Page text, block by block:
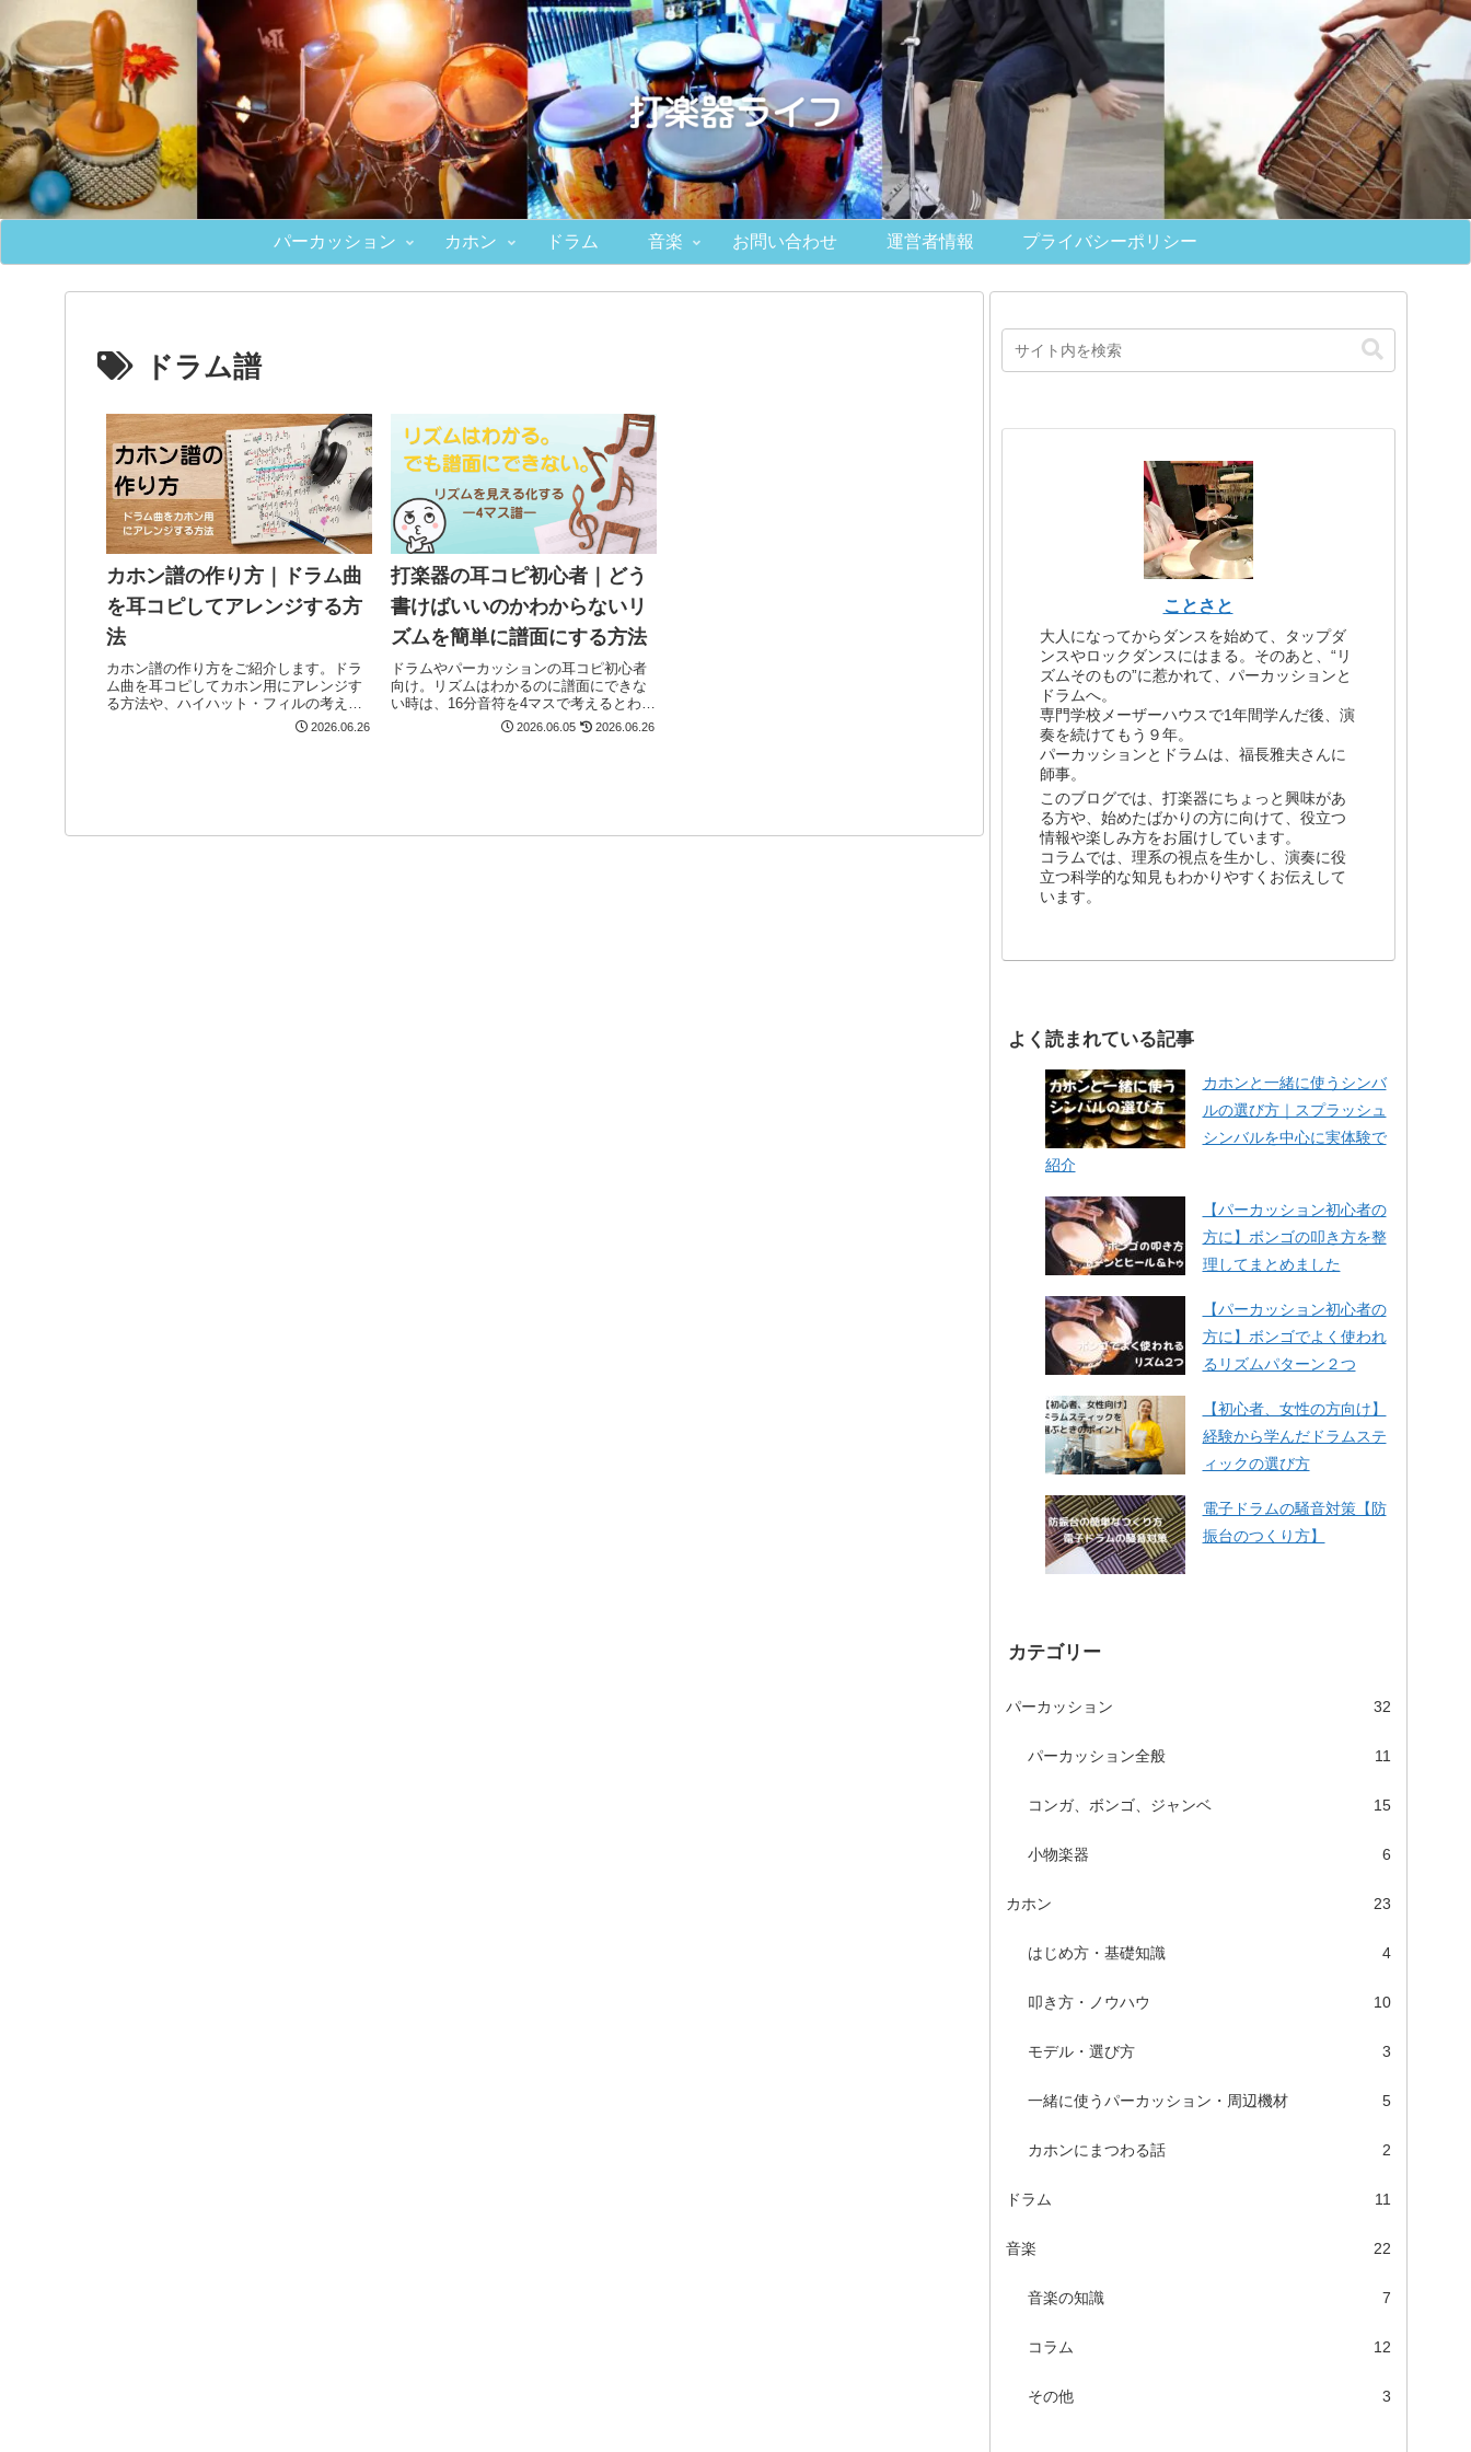
パーカッション カホン ドラム 音楽 お問い合わせ 運営者情報 プライバシーポリシー
ドラム譜
カホン譜の作り方｜ドラム曲
を耳コピしてアレンジする方
法
カホン譜の作り方をご紹介します。ドラ
ム曲を耳コピしてカホン用にアレンジす
る方法や、ハイハット・フィルの考え
方、私が実際に行っている譜面の書き方
2026.06.26
打楽器の耳コピ初心者｜どう
書けばいいのかわからないリ
ズムを簡単に譜面にする方法
ドラムやパーカッションの耳コピ初心者
向け。リズムはわかるのに譜面にできな
い時は、16分音符を4マスで考えるとわか
りやすい。実例を使って、簡単に採譜す
2026.06.05 2026.06.26
ことさと
大人になってからダンスを始めて、タップダ
ンスやロックダンスにはまる。そのあと、“リ
ズムそのもの”に惹かれて、パーカッションと
ドラムへ。
専門学校メーザーハウスで1年間学んだ後、演
奏を続けてもう９年。
パーカッションとドラムは、福長雅夫さんに
師事。
このブログでは、打楽器にちょっと興味があ
る方や、始めたばかりの方に向けて、役立つ
情報や楽しみ方をお届けしています。
コラムでは、理系の視点を生かし、演奏に役
立つ科学的な知見もわかりやすくお伝えして
います。
よく読まれている記事
カホンと一緒に使うシンバ
ルの選び方｜スプラッシュ
シンバルを中心に実体験で
紹介
【パーカッション初心者の
方に】ボンゴの叩き方を整
理してまとめました
【パーカッション初心者の
方に】ボンゴでよく使われ
るリズムパターン２つ
【初心者、女性の方向け】
経験から学んだドラムステ
ィックの選び方
電子ドラムの騒音対策【防
振台のつくり方】
カテゴリー
パーカッション 32
パーカッション全般 11
コンガ、ボンゴ、ジャンベ 15
小物楽器 6
カホン 23
はじめ方・基礎知識 4
叩き方・ノウハウ 10
モデル・選び方 3
一緒に使うパーカッション・周辺機材 5
カホンにまつわる話 2
ドラム 11
音楽 22
音楽の知識 7
コラム 12
その他 3